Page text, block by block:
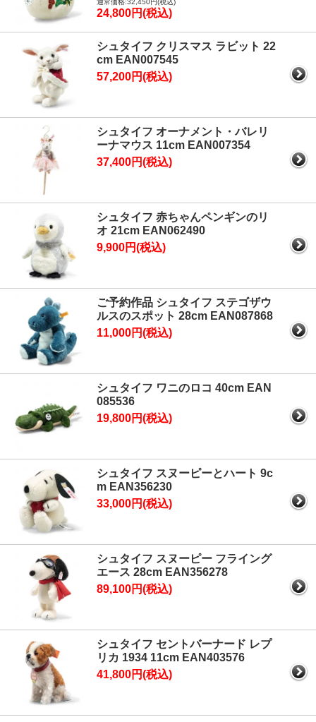
通常価格:32,450円(税込)
24,800円(税込)
シュタイフ クリスマス ラビット 22
cm EAN007545
57,200円(税込)
シュタイフ オーナメント・バレリ
ーナマウス 11cm EAN007354
37,400円(税込)
シュタイフ 赤ちゃんペンギンのリ
オ 21cm EAN062490
9,900円(税込)
ご予約作品 シュタイフ ステゴザウ
ルスのスポット 28cm EAN087868
11,000円(税込)
シュタイフ ワニのロコ 40cm EAN
085536
19,800円(税込)
シュタイフ スヌーピーとハート 9c
m EAN356230
33,000円(税込)
シュタイフ スヌーピー フライング
エース 28cm EAN356278
89,100円(税込)
シュタイフ セントバーナード レプ
リカ 1934 11cm EAN403576
41,800円(税込)